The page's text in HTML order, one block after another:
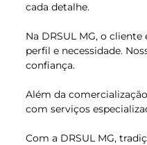
cada detalhe.
Na DRSUL MG, o
perfil e necessidade.
confiança.
Além da
com serviços
Com a DRSUL MG,